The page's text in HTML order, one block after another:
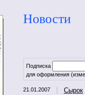
Новости
Подписка
для оформления
21.01.2007 Сырок